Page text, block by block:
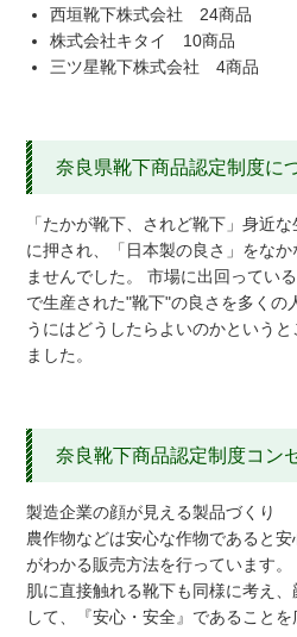
西垣靴下株式会社 24商品
株式会社キタイ 10商品
三ツ星靴下株式会社 4商品
奈良県靴下商品認定制度に
「たかが靴下、されど靴下」身近
に押され、「日本製の良さ」をな
ませんでした。 市場に出回ってい
で生産された"靴下"の良さを多くの
うにはどうしたらよいのかという
ました。
奈良靴下商品認定制度コン
製造企業の顔が見える製品づくり
農作物などは安心な作物であると
がわかる販売方法を行っています。
肌に直接触れる靴下も同様に考え
して、『安心・安全』であることを